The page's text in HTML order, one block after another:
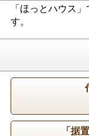
「ほっとハウス
す。
「据